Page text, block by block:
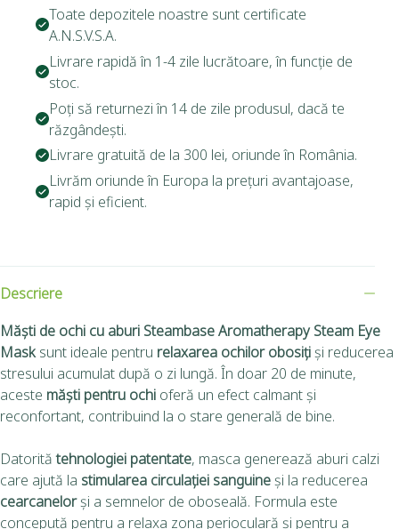
Toate depozitele noastre sunt certificate
A.N.S.V.S.A.
Livrare rapidă în 1-4 zile lucrătoare, în funcție de
stoc.
Poți să returnezi în 14 de zile produsul, dacă te
răzgândești.
Livrare gratuită de la 300 lei, oriunde în România.
Livrăm oriunde în Europa la prețuri avantajoase,
rapid și eficient.
Descriere
Măști de ochi cu aburi Steambase Aromatherapy Steam Eye
Masksunt ideale pentru relaxarea ochilor obosițiși reducerea
stresului acumulat după o zi lungă. În doar 20 de minute,
aceste măști pentru ochi oferă un efect calmant și
reconfortant, contribuind la o stare generală de bine.
Datoritătehnologiei patentate, masca generează aburi calzi
care ajută la stimularea circulației sanguineși la reducerea
cearcanelorși a semnelor de oboseală. Formula este
concepută pentru a relaxa zona perioculară și pentru a